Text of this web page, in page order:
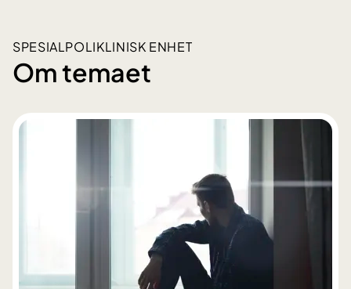
SPESIALPOLIKLINISK ENHET
Om temaet